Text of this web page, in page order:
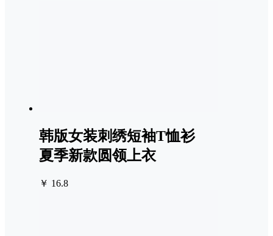
韩版女装刺绣短袖T恤衫
夏季新款圆领上衣
￥ 16.8